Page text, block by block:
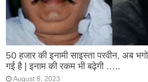
50 हजार की इनामी साइस्ता परवीन, अब
गई है | इनाम की रकम भी बढ़ेगी …..
August 8, 2023